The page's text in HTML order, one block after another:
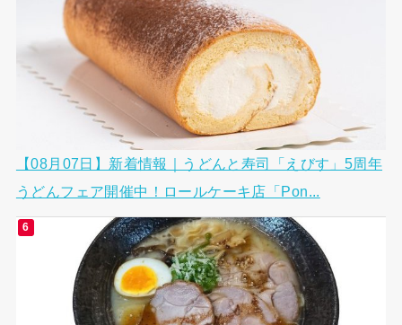
【08月07日】新着情報｜うどんと寿司「えびす」5周年
うどんフェア開催中！ロールケーキ店「Pon...